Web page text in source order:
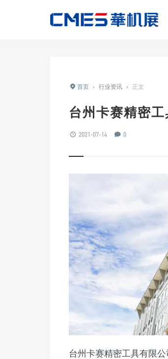
首页 › 行业资讯 › 正文
台州卡赛精密
2021-07-14 0
台州卡赛精密工具有限